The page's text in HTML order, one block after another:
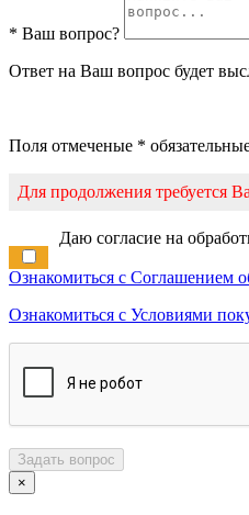
* Ваш вопрос?
Ответ на Ваш вопрос будет
Поля отмеченые *
Для продолжения требуется
Даю согласие на
Ознакомиться с Соглашением
Ознакомиться с Условиями
Задать вопрос
×